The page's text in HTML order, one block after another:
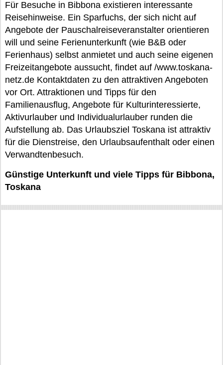
Für Besuche in Bibbona existieren interessante
Reisehinweise. Ein Sparfuchs, der sich nicht auf
Angebote der Pauschalreiseveranstalter orientieren
will und seine Ferienunterkunft (wie B&B oder
Ferienhaus) selbst anmietet und auch seine eigenen
Freizeitangebote aussucht, findet auf /www.toskana-
netz.de Kontaktdaten zu den attraktiven Angeboten
vor Ort. Attraktionen und Tipps für den
Familienausflug, Angebote für Kulturinteressierte,
Aktivurlauber und Individualurlauber runden die
Aufstellung ab. Das Urlaubsziel Toskana ist attraktiv
für die Dienstreise, den Urlaubsaufenthalt oder einen
Verwandtenbesuch.
Günstige Unterkunft und viele Tipps für Bibbona,
Toskana